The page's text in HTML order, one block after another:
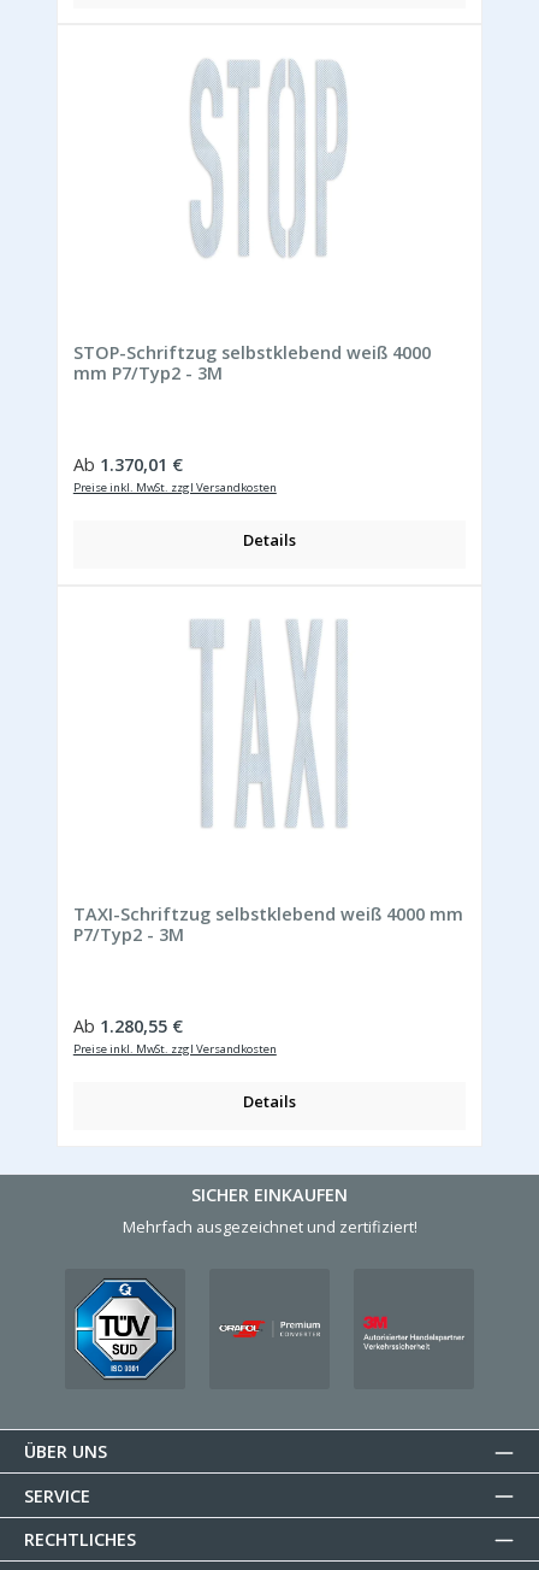
STOP-Schriftzug selbstklebend weiß 4000
mm P7/Typ2 - 3M
Regulärer Preis:
Ab 1.370,01 €
Preise inkl. MwSt. zzgl Versandkosten
Details
TAXI-Schriftzug selbstklebend weiß 4000 mm
P7/Typ2 - 3M
Regulärer Preis:
Ab 1.280,55 €
Preise inkl. MwSt. zzgl Versandkosten
Details
SICHER EINKAUFEN
Mehrfach ausgezeichnet und zertifiziert!
ÜBER UNS
SERVICE
RECHTLICHES